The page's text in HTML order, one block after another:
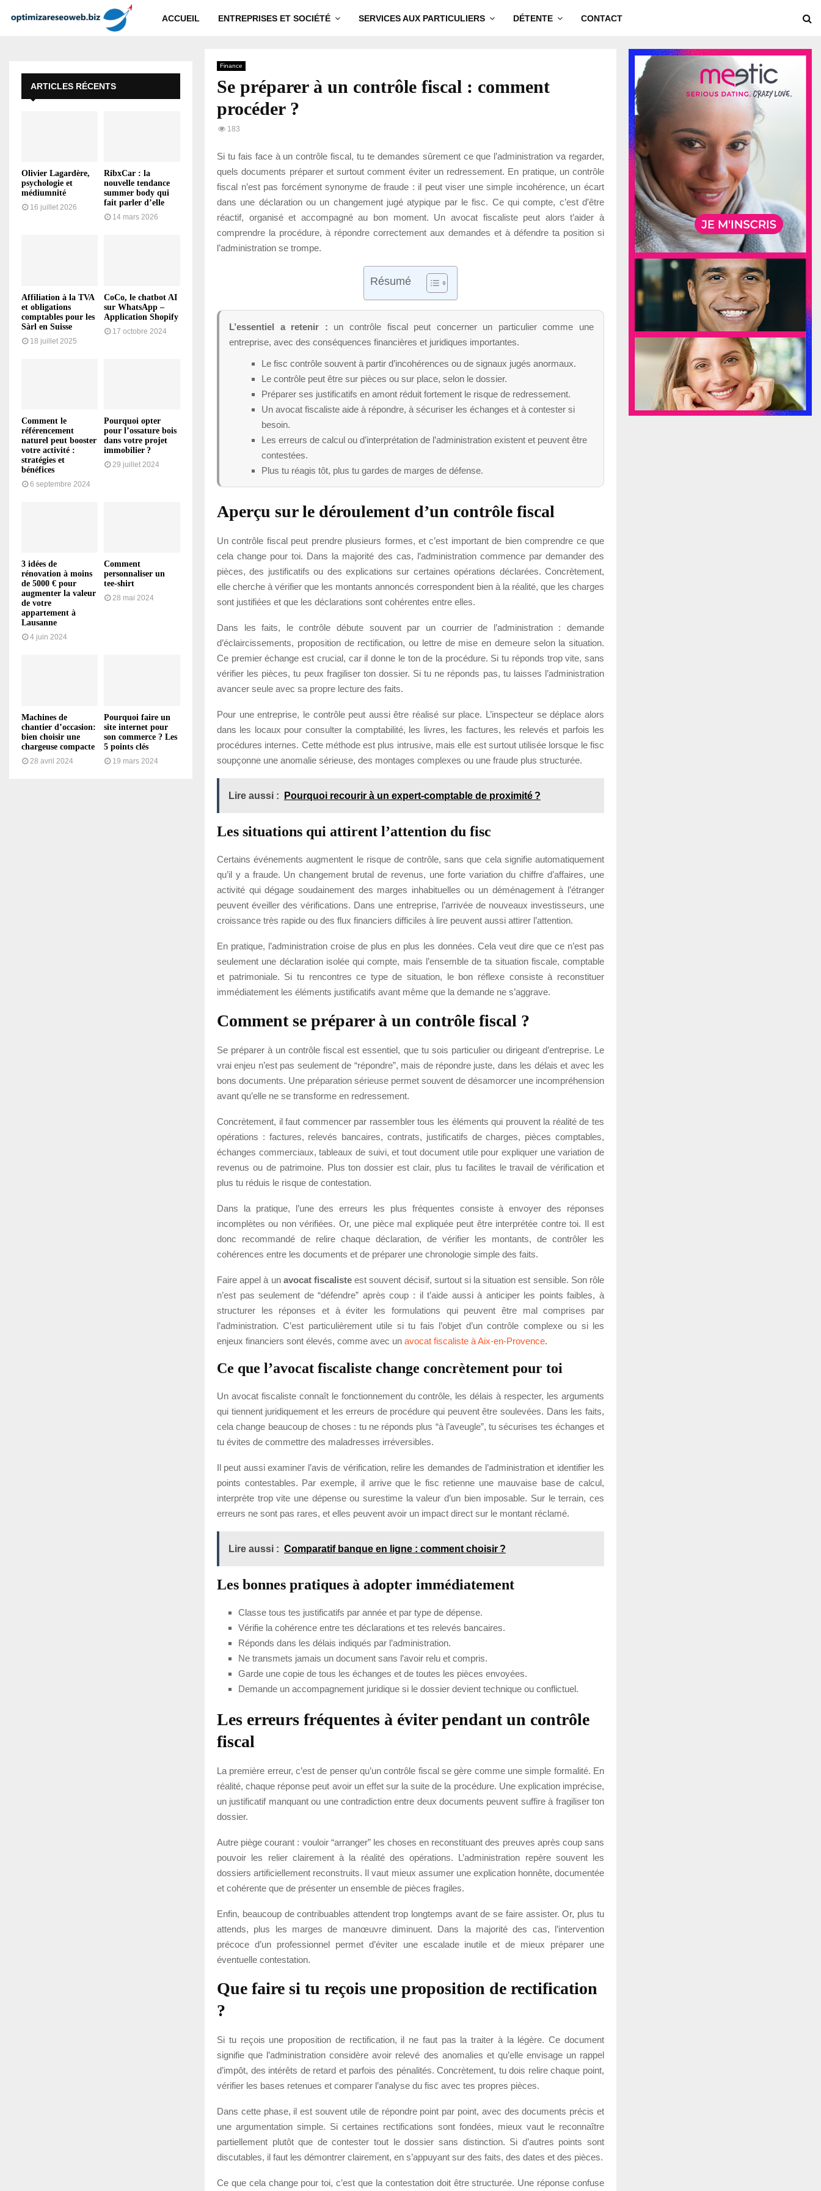
ACCUEIL ENTREPRISES ET SOCIÉTÉ SERVICES AUX PARTICULIERS DÉTENTE CONTACT
Finance
Se préparer à un contrôle fiscal : comment
procéder ?
183
Si tu fais face à un contrôle fiscal, tu te demandes sûrement ce que l’administration va regarder,
quels documents préparer et surtout comment éviter un redressement. En pratique, un contrôle
fiscal n’est pas forcément synonyme de fraude : il peut viser une simple incohérence, un écart
dans une déclaration ou un changement jugé atypique par le fisc. Ce qui compte, c’est d’être
réactif, organisé et accompagné au bon moment. Un avocat fiscaliste peut alors t’aider à
comprendre la procédure, à répondre correctement aux demandes et à défendre ta position si
l’administration se trompe.
Résumé
L’essentiel a retenir : un contrôle fiscal peut concerner un particulier comme une
entreprise, avec des conséquences financières et juridiques importantes.
Le fisc contrôle souvent à partir d’incohérences ou de signaux jugés anormaux.
Le contrôle peut être sur pièces ou sur place, selon le dossier.
Préparer ses justificatifs en amont réduit fortement le risque de redressement.
Un avocat fiscaliste aide à répondre, à sécuriser les échanges et à contester si
besoin.
Les erreurs de calcul ou d’interprétation de l’administration existent et peuvent être
contestées.
Plus tu réagis tôt, plus tu gardes de marges de défense.
Aperçu sur le déroulement d’un contrôle fiscal
Un contrôle fiscal peut prendre plusieurs formes, et c’est important de bien comprendre ce que
cela change pour toi. Dans la majorité des cas, l’administration commence par demander des
pièces, des justificatifs ou des explications sur certaines opérations déclarées. Concrètement,
elle cherche à vérifier que les montants annoncés correspondent bien à la réalité, que les charges
sont justifiées et que les déclarations sont cohérentes entre elles.
Dans les faits, le contrôle débute souvent par un courrier de l’administration : demande
d’éclaircissements, proposition de rectification, ou lettre de mise en demeure selon la situation.
Ce premier échange est crucial, car il donne le ton de la procédure. Si tu réponds trop vite, sans
vérifier les pièces, tu peux fragiliser ton dossier. Si tu ne réponds pas, tu laisses l’administration
avancer seule avec sa propre lecture des faits.
Pour une entreprise, le contrôle peut aussi être réalisé sur place. L’inspecteur se déplace alors
dans les locaux pour consulter la comptabilité, les livres, les factures, les relevés et parfois les
procédures internes. Cette méthode est plus intrusive, mais elle est surtout utilisée lorsque le fisc
soupçonne une anomalie sérieuse, des montages complexes ou une fraude plus structurée.
Lire aussi : Pourquoi recourir à un expert-comptable de proximité ?
Les situations qui attirent l’attention du fisc
Certains événements augmentent le risque de contrôle, sans que cela signifie automatiquement
qu’il y a fraude. Un changement brutal de revenus, une forte variation du chiffre d’affaires, une
activité qui dégage soudainement des marges inhabituelles ou un déménagement à l’étranger
peuvent éveiller des vérifications. Dans une entreprise, l’arrivée de nouveaux investisseurs, une
croissance très rapide ou des flux financiers difficiles à lire peuvent aussi attirer l’attention.
En pratique, l’administration croise de plus en plus les données. Cela veut dire que ce n’est pas
seulement une déclaration isolée qui compte, mais l’ensemble de ta situation fiscale, comptable
et patrimoniale. Si tu rencontres ce type de situation, le bon réflexe consiste à reconstituer
immédiatement les éléments justificatifs avant même que la demande ne s’aggrave.
Comment se préparer à un contrôle fiscal ?
Se préparer à un contrôle fiscal est essentiel, que tu sois particulier ou dirigeant d’entreprise. Le
vrai enjeu n’est pas seulement de “répondre”, mais de répondre juste, dans les délais et avec les
bons documents. Une préparation sérieuse permet souvent de désamorcer une incompréhension
avant qu’elle ne se transforme en redressement.
Concrètement, il faut commencer par rassembler tous les éléments qui prouvent la réalité de tes
opérations : factures, relevés bancaires, contrats, justificatifs de charges, pièces comptables,
échanges commerciaux, tableaux de suivi, et tout document utile pour expliquer une variation de
revenus ou de patrimoine. Plus ton dossier est clair, plus tu facilites le travail de vérification et
plus tu réduis le risque de contestation.
Dans la pratique, l’une des erreurs les plus fréquentes consiste à envoyer des réponses
incomplètes ou non vérifiées. Or, une pièce mal expliquée peut être interprétée contre toi. Il est
donc recommandé de relire chaque déclaration, de vérifier les montants, de contrôler les
cohérences entre les documents et de préparer une chronologie simple des faits.
Faire appel à un avocat fiscalisteest souvent décisif, surtout si la situation est sensible. Son rôle
n’est pas seulement de “défendre” après coup : il t’aide aussi à anticiper les points faibles, à
structurer les réponses et à éviter les formulations qui peuvent être mal comprises par
l’administration. C’est particulièrement utile si tu fais l’objet d’un contrôle complexe ou si les
enjeux financiers sont élevés, comme avec un avocat fiscaliste à Aix-en-Provence.
Ce que l’avocat fiscaliste change concrètement pour toi
Un avocat fiscaliste connaît le fonctionnement du contrôle, les délais à respecter, les arguments
qui tiennent juridiquement et les erreurs de procédure qui peuvent être soulevées. Dans les faits,
cela change beaucoup de choses : tu ne réponds plus “à l’aveugle”, tu sécurises tes échanges et
tu évites de commettre des maladresses irréversibles.
Il peut aussi examiner l’avis de vérification, relire les demandes de l’administration et identifier les
points contestables. Par exemple, il arrive que le fisc retienne une mauvaise base de calcul,
interprète trop vite une dépense ou surestime la valeur d’un bien imposable. Sur le terrain, ces
erreurs ne sont pas rares, et elles peuvent avoir un impact direct sur le montant réclamé.
Lire aussi : Comparatif banque en ligne : comment choisir ?
Les bonnes pratiques à adopter immédiatement
Classe tous tes justificatifs par année et par type de dépense.
Vérifie la cohérence entre tes déclarations et tes relevés bancaires.
Réponds dans les délais indiqués par l’administration.
Ne transmets jamais un document sans l’avoir relu et compris.
Garde une copie de tous les échanges et de toutes les pièces envoyées.
Demande un accompagnement juridique si le dossier devient technique ou conflictuel.
Les erreurs fréquentes à éviter pendant un contrôle
fiscal
La première erreur, c’est de penser qu’un contrôle fiscal se gère comme une simple formalité. En
réalité, chaque réponse peut avoir un effet sur la suite de la procédure. Une explication imprécise,
un justificatif manquant ou une contradiction entre deux documents peuvent suffire à fragiliser ton
dossier.
Autre piège courant : vouloir “arranger” les choses en reconstituant des preuves après coup sans
pouvoir les relier clairement à la réalité des opérations. L’administration repère souvent les
dossiers artificiellement reconstruits. Il vaut mieux assumer une explication honnête, documentée
et cohérente que de présenter un ensemble de pièces fragiles.
Enfin, beaucoup de contribuables attendent trop longtemps avant de se faire assister. Or, plus tu
attends, plus les marges de manœuvre diminuent. Dans la majorité des cas, l’intervention
précoce d’un professionnel permet d’éviter une escalade inutile et de mieux préparer une
éventuelle contestation.
Que faire si tu reçois une proposition de rectification
?
Si tu reçois une proposition de rectification, il ne faut pas la traiter à la légère. Ce document
signifie que l’administration considère avoir relevé des anomalies et qu’elle envisage un rappel
d’impôt, des intérêts de retard et parfois des pénalités. Concrètement, tu dois relire chaque point,
vérifier les bases retenues et comparer l’analyse du fisc avec tes propres pièces.
Dans cette phase, il est souvent utile de répondre point par point, avec des documents précis et
une argumentation simple. Si certaines rectifications sont fondées, mieux vaut le reconnaître
partiellement plutôt que de contester tout le dossier sans distinction. Si d’autres points sont
discutables, il faut les démontrer clairement, en s’appuyant sur des faits, des dates et des pièces.
Ce que cela change pour toi, c’est que la contestation doit être structurée. Une réponse confuse
ARTICLES RÉCENTS
Olivier Lagardère,
psychologie et
médiumnité
16 juillet 2026
RibxCar : la
nouvelle tendance
summer body qui
fait parler d’elle
14 mars 2026
Affiliation à la TVA
et obligations
comptables pour les
Sàrl en Suisse
18 juillet 2025
CoCo, le chatbot AI
sur WhatsApp –
Application Shopify
17 octobre 2024
Comment le
référencement
naturel peut booster
votre activité :
stratégies et
bénéfices
6 septembre 2024
Pourquoi opter
pour l’ossature bois
dans votre projet
immobilier ?
29 juillet 2024
3 idées de
rénovation à moins
de 5000 € pour
augmenter la valeur
de votre
appartement à
Lausanne
4 juin 2024
Comment
personnaliser un
tee-shirt
28 mai 2024
Machines de
chantier d’occasion:
bien choisir une
chargeuse compacte
28 avril 2024
Pourquoi faire un
site internet pour
son commerce ? Les
5 points clés
19 mars 2024